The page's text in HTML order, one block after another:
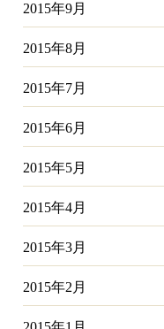
2015年9月
2015年8月
2015年7月
2015年6月
2015年5月
2015年4月
2015年3月
2015年2月